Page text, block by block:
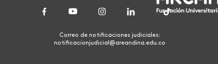
Correo de notificaciones judiciales:
notificacionjudicial@areandina.edu.co